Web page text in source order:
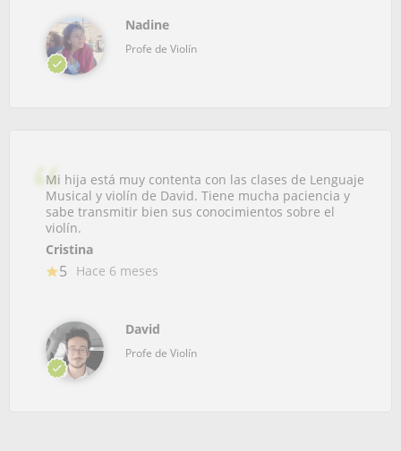
Nadine
Profe de Violín
Mi hija está muy contenta con las clases de Lenguaje
Musical y violín de David. Tiene mucha paciencia y
sabe transmitir bien sus conocimientos sobre el
violín.
Cristina
5 Hace 6 meses
David
Profe de Violín